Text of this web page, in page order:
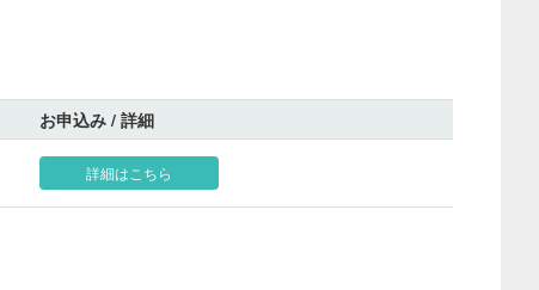
お申込み / 詳細
詳細はこちら